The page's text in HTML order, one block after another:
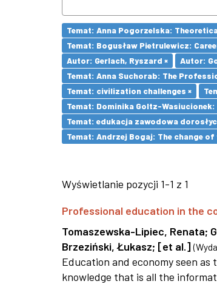
Temat: Anna Pogorzelska:
Temat: Bogusław Pietrulewicz:
Autor: Gerlach, Ryszard ×
Autor:
Temat: Anna Suchorab: The
Temat: civilization challenges ×
Temat: Dominika Goltz-
Temat: edukacja zawodowa
Temat: Andrzej Bogaj: The change
Wyświetlanie pozycji 1-1 z 1
Professional education in the
Tomaszewska-Lipiec, Renata;
Brzeziński, Łukasz; [et al.] (
Education and economy seen
knowledge that is all the